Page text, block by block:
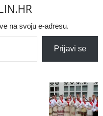
na svoju e-adresu.
Prijavi se